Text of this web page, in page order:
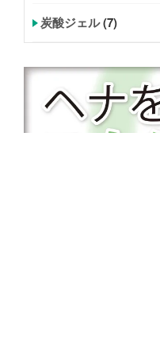
炭酸ジェル(7)